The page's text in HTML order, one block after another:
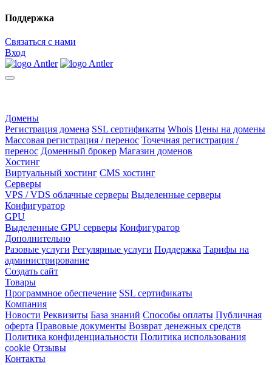
Поддержка
Связаться с нами
Вход
Домены
Регистрация домена SSL сертификаты Whois Цены на домены
Массовая регистрация / перенос Точечная регистрация /
перенос Доменный брокер Магазин доменов
Хостинг
Виртуальный хостинг CMS хостинг
Серверы
VPS / VDS облачные серверы Выделенные серверы
Конфигуратор
GPU
Выделенные GPU серверы Конфигуратор
Дополнительно
Разовые услуги Регулярные услуги Поддержка Тарифы на
администрирование
Создать сайт
Товары
Программное обеспечение SSL сертификаты
Компания
Новости Реквизиты База знаний Способы оплаты Публичная
оферта Правовые документы Возврат денежных средств
Политика конфиденциальности Политика использования
cookie Отзывы
Контакты